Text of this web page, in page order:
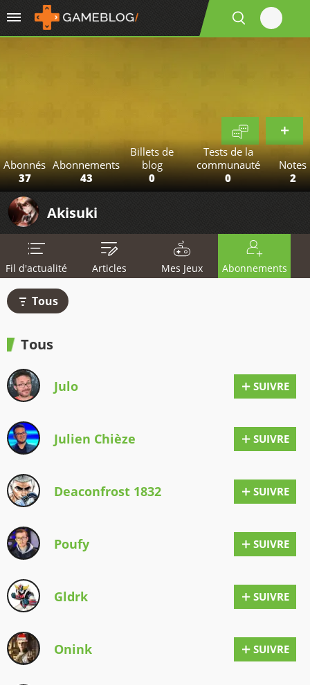
Abonnés
37
Abonnements
43
Billets de
blog
0
Tests de la
communauté
0
Notes
2
Akisuki
Fil d'actualité Articles Mes Jeux Abonnements
Tous
Tous
Julo SUIVRE
Julien Chièze SUIVRE
Deaconfrost 1832 SUIVRE
Poufy SUIVRE
Gldrk SUIVRE
Onink SUIVRE